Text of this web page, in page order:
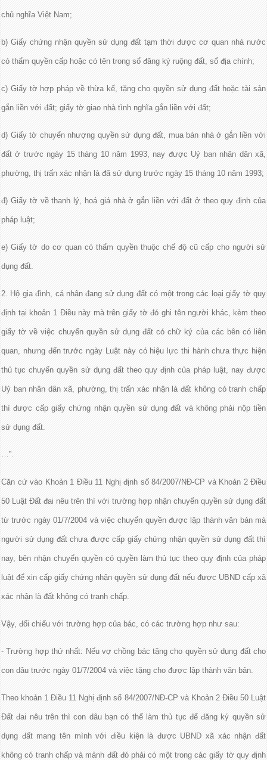
chủ nghĩa Việt Nam;
b) Giấy chứng nhận quyền sử dụng đất tạm thời được cơ quan nhà nước
có thẩm quyền cấp hoặc có tên trong sổ đăng ký ruộng đất, sổ địa chính;
c) Giấy tờ hợp pháp về thừa kế, tặng cho quyền sử dụng đất hoặc tài sản
gắn liền với đất; giấy tờ giao nhà tình nghĩa gắn liền với đất;
d) Giấy tờ chuyển nhượng quyền sử dụng đất, mua bán nhà ở gắn liền với
đất ở trước ngày 15 tháng 10 năm 1993, nay được Uỷ ban nhân dân xã,
phường, thị trấn xác nhận là đã sử dụng trước ngày 15 tháng 10 năm 1993;
đ) Giấy tờ về thanh lý, hoá giá nhà ở gắn liền với đất ở theo quy định của
pháp luật;
e) Giấy tờ do cơ quan có thẩm quyền thuộc chế độ cũ cấp cho người sử
dụng đất.
2. Hộ gia đình, cá nhân đang sử dụng đất có một trong các loại giấy tờ quy
định tại khoản 1 Điều này mà trên giấy tờ đó ghi tên người khác, kèm theo
giấy tờ về việc chuyển quyền sử dụng đất có chữ ký của các bên có liên
quan, nhưng đến trước ngày Luật này có hiệu lực thi hành chưa thực hiện
thủ tục chuyển quyền sử dụng đất theo quy định của pháp luật, nay được
Uỷ ban nhân dân xã, phường, thị trấn xác nhận là đất không có tranh chấp
thì được cấp giấy chứng nhận quyền sử dụng đất và không phải nộp tiền
sử dụng đất.
…”.
Căn cứ vào Khoản 1 Điều 11 Nghị định số 84/2007/NĐ-CP và Khoản 2 Điều
50 Luật Đất đai nêu trên thì với trường hợp nhận chuyển quyền sử dụng đất
từ trước ngày 01/7/2004 và việc chuyển quyền được lập thành văn bản mà
người sử dụng đất chưa được cấp giấy chứng nhận quyền sử dụng đất thì
nay, bên nhận chuyển quyền có quyền làm thủ tục theo quy định của pháp
luật để xin cấp giấy chứng nhận quyền sử dụng đất nếu được UBND cấp xã
xác nhận là đất không có tranh chấp.
Vậy, đối chiếu với trường hợp của bác, có các trường hợp như sau:
- Trường hợp thứ nhất: Nếu vợ chồng bác tặng cho quyền sử dụng đất cho
con dâu trước ngày 01/7/2004 và việc tặng cho được lập thành văn bản.
Theo khoản 1 Điều 11 Nghị định số 84/2007/NĐ-CP và Khoản 2 Điều 50 Luật
Đất đai nêu trên thì con dâu bạn có thể làm thủ tục để đăng ký quyền sử
dụng đất mang tên mình với điều kiện là được UBND xã xác nhận đất
không có tranh chấp và mảnh đất đó phải có một trong các giấy tờ quy định